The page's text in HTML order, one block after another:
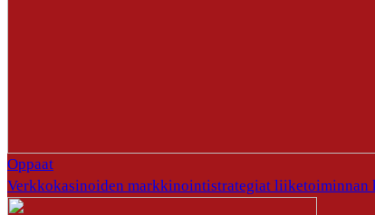
Oppaat
Verkkokasinoiden markkinointistrategiat liiketoiminnan